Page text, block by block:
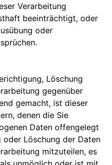
Verarbeitung
beeinträchtigt, oder
oder
Löschung
gegenüber
gemacht, ist dieser
denen die Sie
Daten offengelegt
Löschung der Daten
mitzuteilen, es